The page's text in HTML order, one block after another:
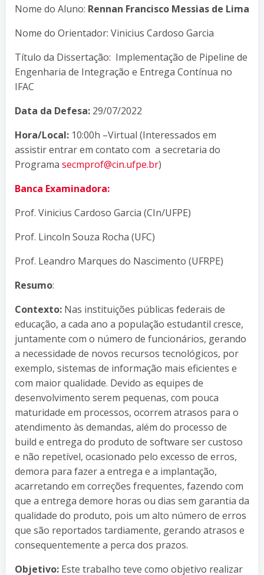
Nome do Aluno: Rennan Francisco Messias de Lima
Nome do Orientador: Vinicius Cardoso Garcia
Título da Dissertação: Implementação de Pipeline de
Engenharia de Integração e Entrega Contínua no
IFAC
Data da Defesa: 29/07/2022
Hora/Local: 10:00h –Virtual (Interessados em
assistir entrar em contato com a secretaria do
Programa secmprof@cin.ufpe.br)
Banca Examinadora:
Prof. Vinicius Cardoso Garcia (CIn/UFPE)
Prof. Lincoln Souza Rocha (UFC)
Prof. Leandro Marques do Nascimento (UFRPE)
Resumo:
Contexto: Nas instituições públicas federais de
educação, a cada ano a população estudantil cresce,
juntamente com o número de funcionários, gerando
a necessidade de novos recursos tecnológicos, por
exemplo, sistemas de informação mais eficientes e
com maior qualidade. Devido as equipes de
desenvolvimento serem pequenas, com pouca
maturidade em processos, ocorrem atrasos para o
atendimento às demandas, além do processo de
build e entrega do produto de software ser custoso
e não repetível, ocasionado pelo excesso de erros,
demora para fazer a entrega e a implantação,
acarretando em correções frequentes, fazendo com
que a entrega demore horas ou dias sem garantia da
qualidade do produto, pois um alto número de erros
que são reportados tardiamente, gerando atrasos e
consequentemente a perca dos prazos.
Objetivo: Este trabalho teve como objetivo realizar